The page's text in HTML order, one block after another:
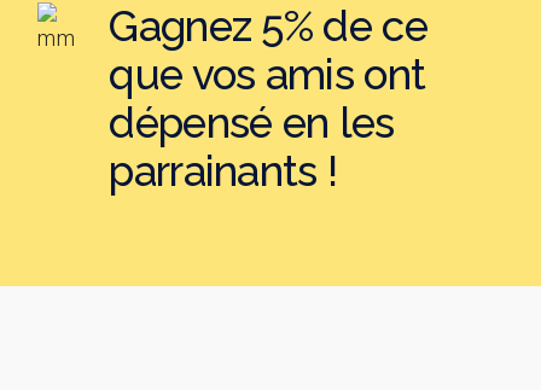
Gagnez 5% de ce
que vos amis ont
dépensé en les
parrainants !